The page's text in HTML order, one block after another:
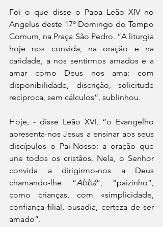
Foi o que disse o Papa Leão XIV no
Angelus deste 17º Domingo do Tempo
Comum, na Praça São Pedro. “A liturgia
hoje nos convida, na oração e na
caridade, a nos sentirmos amados e a
amar como Deus nos ama: com
disponibilidade, discrição, solicitude
recíproca, sem cálculos”, sublinhou.
Hoje, - disse Leão XVI, “o Evangelho
apresenta-nos Jesus a ensinar aos seus
discípulos o Pai-Nosso: a oração que
une todos os cristãos. Nela, o Senhor
convida a dirigirmo-nos a Deus
chamando-lhe “Abbá”, “paizinho”,
como crianças, com «simplicidade,
confiança filial, ousadia, certeza de ser
amado”.